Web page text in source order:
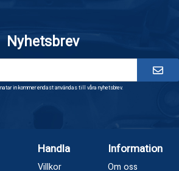
Nyhetsbrev
in kommer endast användas till våra nyhetsbrev.
Handla
Villkor
Information
Om oss